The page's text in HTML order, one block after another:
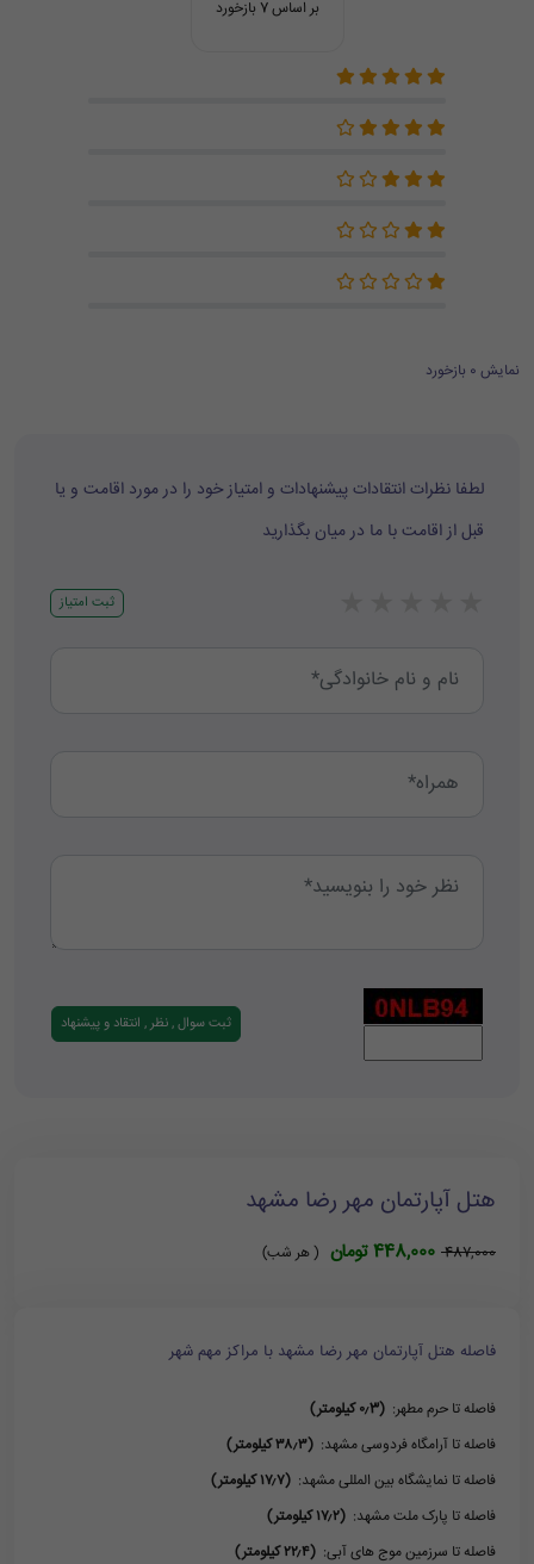
بر اساس 7 بازخورد
نمایش 0 بازخورد
لطفا نظرات انتقادات پیشنهادات و امتیاز خود را در مورد اقامت و یا
قبل از اقامت با ما در میان بگذارید
ثبت امتیاز
هتل آپارتمان مهر رضا مشهد
487,000 448,000 تومان ( هر شب)
فاصله هتل آپارتمان مهر رضا مشهد با مراکز مهم شهر
فاصله تا حرم مطهر: (۰٫3 کیلومتر)
فاصله تا آرامگاه فردوسی مشهد: (۳۸٫۳ کیلومتر)
فاصله تا نمایشگاه بین المللی مشهد: (۱۷٫۷ کیلومتر)
فاصله تا پارک ملت مشهد: (۱۷٫۲ کیلومتر)
فاصله تا سرزمین موج های آبی: (۲۲٫۴ کیلومتر)